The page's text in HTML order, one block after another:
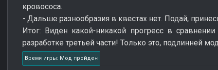
кровососа.
- Дальше разнообразия в квестах нет. Подай,
Итог: Виден какой-никакой прогресс в
разработке третьей части! Только это, подлинней
Время игры: Мод пройден